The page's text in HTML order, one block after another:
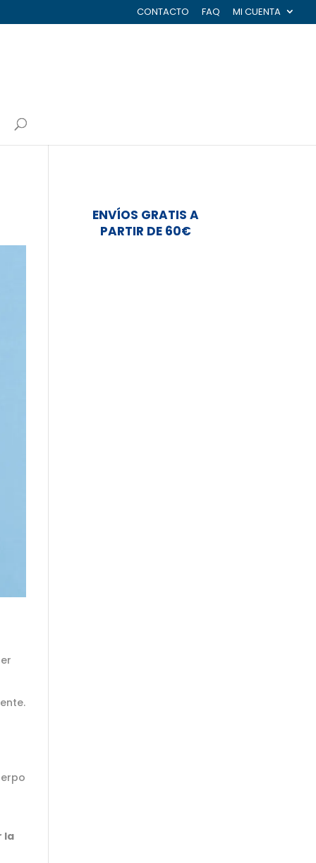
CONTACTO FAQ MI CUENTA
la
ENVÍOS GRATIS A
PARTIR DE 60€